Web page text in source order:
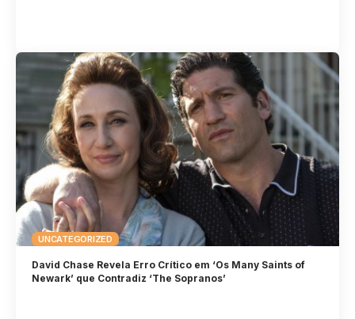
UNCATEGORIZED
David Chase Revela Erro Crítico em ‘Os Many Saints of
Newark’ que Contradiz ‘The Sopranos’